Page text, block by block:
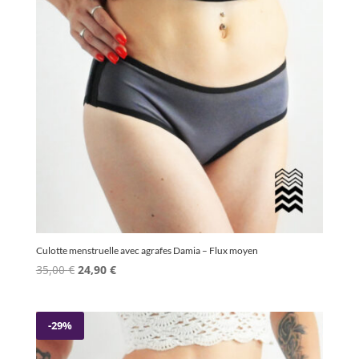
Culotte menstruelle avec agrafes Damia – Flux moyen
35,00€ Le
35,00 €.
24,90 €Le
est :
24,90 €.
-29%